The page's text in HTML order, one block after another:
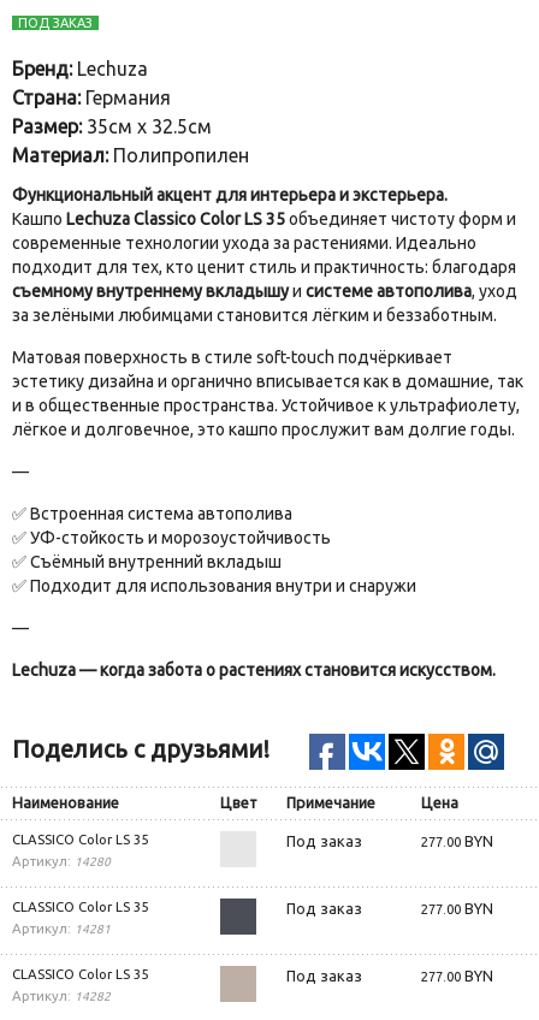
ПОД ЗАКАЗ
Бренд:Lechuza
Страна:Германия
Размер:35см х 32.5см
Материал:Полипропилен
Функциональный акцент для интерьера и экстерьера.
Кашпо Lechuza Classico Color LS 35объединяет чистоту форм и
современные технологии ухода за растениями. Идеально
подходит для тех, кто ценит стиль и практичность: благодаря
съемному внутреннему вкладышуи системе автополива, уход
за зелёными любимцами становится лёгким и беззаботным.
Матовая поверхность в стиле soft-touch подчёркивает
эстетику дизайна и органично вписывается как в домашние, так
и в общественные пространства. Устойчивое к ультрафиолету,
лёгкое и долговечное, это кашпо прослужит вам долгие годы.
—
✅ Встроенная система автополива
✅ УФ-стойкость и морозоустойчивость
✅ Съёмный внутренний вкладыш
✅ Подходит для использования внутри и снаружи
—
Lechuza — когда забота о растениях становится искусством.
Поделись с друзьями!
Наименование Цвет Примечание Цена
CLASSICO Color LS 35
Артикул: 14280
Под заказ 277.00 BYN
CLASSICO Color LS 35
Артикул: 14281
Под заказ 277.00 BYN
CLASSICO Color LS 35
Артикул: 14282
Под заказ 277.00 BYN